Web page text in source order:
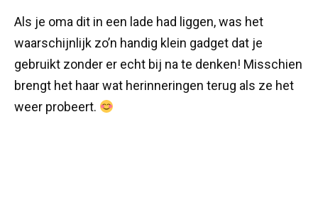
Als je oma dit in een lade had liggen, was het
waarschijnlijk zo’n handig klein gadget dat je
gebruikt zonder er echt bij na te denken! Misschien
brengt het haar wat herinneringen terug als ze het
weer probeert.